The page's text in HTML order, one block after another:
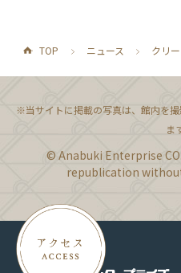
TOP ニュース クリ
※当サイトに掲載の写真は、館内を
ま
© Anabuki Enterprise
republication